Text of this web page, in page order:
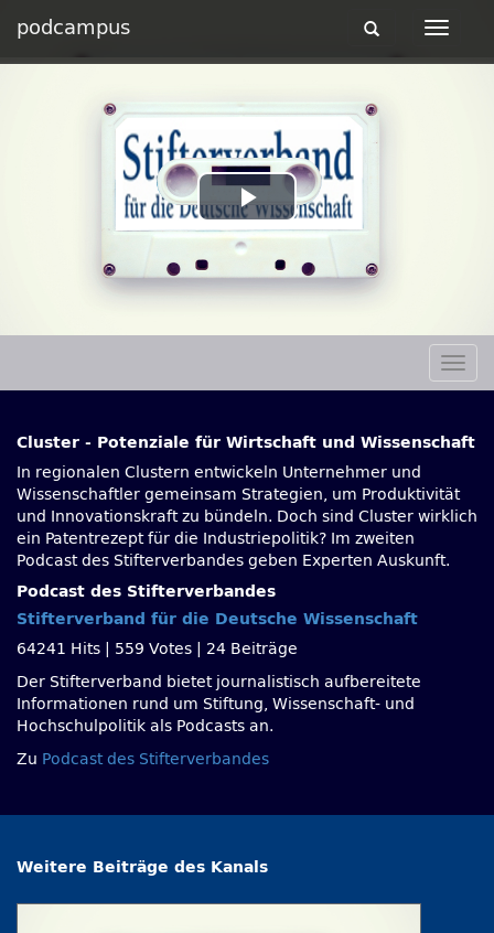
podcampus
Toggle
Toggle
Play
Video
Cluster - Potenziale für Wirtschaft und Wissenschaft
In regionalen Clustern entwickeln Unternehmer und
Wissenschaftler gemeinsam Strategien, um Produktivität
und Innovationskraft zu bündeln. Doch sind Cluster wirklich
ein Patentrezept für die Industriepolitik? Im zweiten
Podcast des Stifterverbandes geben Experten Auskunft.
Podcast des Stifterverbandes
Stifterverband für die Deutsche Wissenschaft
64241 Hits
559 Votes
24 Beiträge
Der Stifterverband bietet journalistisch aufbereitete
Informationen rund um Stiftung, Wissenschaft- und
Hochschulpolitik als Podcasts an.
Zu Podcast des Stifterverbandes
Weitere Beiträge des Kanals